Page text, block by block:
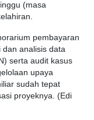
(masa
pembayaran
dan analisis data
serta audit kasus
upaya
sudah tepat
proyeknya. (Edi